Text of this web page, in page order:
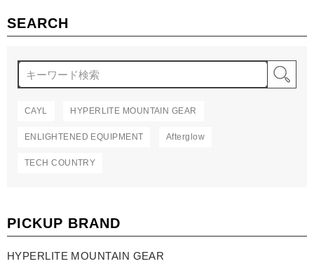
SEARCH
CAYL HYPERLITE MOUNTAIN GEAR
ENLIGHTENED EQUIPMENT Afterglow
TECH COUNTRY
PICKUP BRAND
HYPERLITE MOUNTAIN GEAR